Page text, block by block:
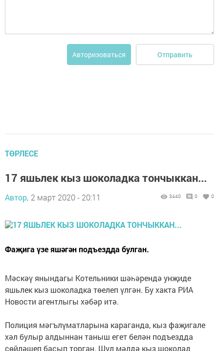
Авторизоваться Отправить
ТӨРЛЕСЕ
17 яшьлек кыз шоколадка тончыккан...
Автор, 2 март 2020 - 20:11 3440 0 0
Фаҗига үзе яшәгән подъездда булган.
Мәскәү янындагы Котельники шәһәрендә унҗиде
яшьлек кыз шоколадка төелеп үлгән. Бу хакта РИА
Новости агентлыгы хәбәр итә.
Полиция мәгълүматларына караганда, кыз фаҗигале
хәл булыр алдыннан таныш егет белән подъездда
сөйләшеп басып торган. Шул мәлдә кыз шоколад